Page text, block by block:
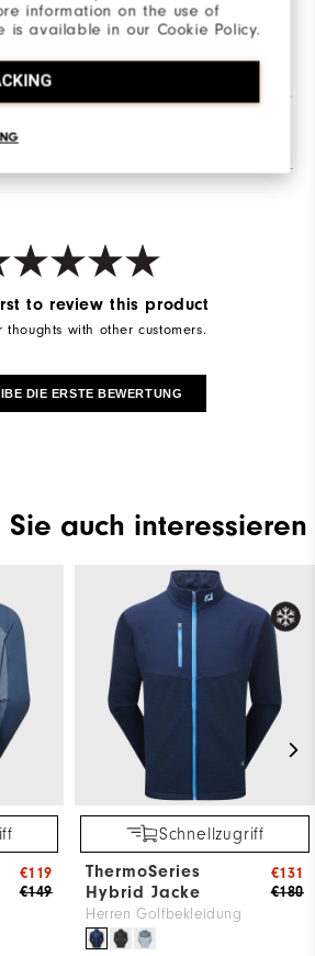
information on the use of
is available in our Cookie Policy.
Elasthan
to review this product
thoughts with other customers.
DIE ERSTE BEWERTUNG
Sie auch interessieren
€149
€119
Schnellzugriff
ThermoSeries
Hybrid Jacke
Herren Golfbekleidung
€180
€131